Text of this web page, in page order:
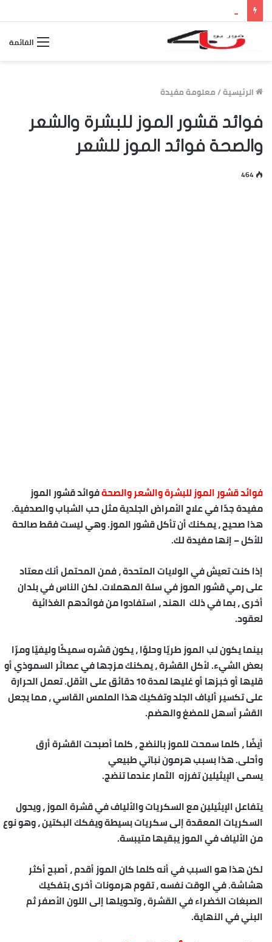
القائمة
الرئيسية/معلومة مفيدة
فوائد قشور الموز للبشرة والشعر
والصحة فوائد الموز للشعر
464
فوائد قشور الموز للبشرة والشعر والصحةفوائد قشور الموز
مفيدة جدًا في علاج الأمراض الجلدية مثل حب الشباب والصدفية.
هذا صحيح ، يمكنك أن تأكل قشور الموز. وهي ليست فقط صالحة
للأكل – إنها مفيدة لك.
إذا كنت تعيش في الولايات المتحدة ، فمن المحتمل أنك معتاد
على رمي قشور الموز في سلة المهملات. لكن الناس في بلدان
أخرى ، بما في ذلك الهند ، استفادوا من فوائدهم الغذائية
لعقود.
بينما يكون لب الموز طريًا وحلوًا ، يكون قشره سميكًا وليفيًا ومرًا
بعض الشيء. لأكل القشرة ، يمكنك مزجها في عصائر السموذي أو
قليها أو خبزها أو غليها لمدة 10 دقائق على الأقل. تعمل الحرارة
على تكسير ألياف الجلد وتفكيك هذا الملمس القاسي ، مما يجعل
القشر أسهل للمضغ والهضم.
أيضًا ، كلما سمحت للموز بالنضج ، كلما أصبحت القشرة أرق
وأحلى. هذا بسبب هرمون نباتي طبيعي
يسمى الإيثيلين تفرزه الثمار عندما تنضج.
يتفاعل الإيثيلين مع السكريات والألياف في قشرة الموز ، ويحول
السكريات المعقدة إلى سكريات بسيطة ويفكك البكتين ، وهو نوع
من الألياف في الموز يبقيها متيبسة.
لكن هذا هو السبب في أنه كلما كان الموز أقدم ، أصبح أكثر
هشاشة. في الوقت نفسه ، تقوم هرمونات أخرى بتفكيك
الصبغات الخضراء في القشرة ، وتحويلها إلى اللون الأصفر ثم
البني في النهاية.